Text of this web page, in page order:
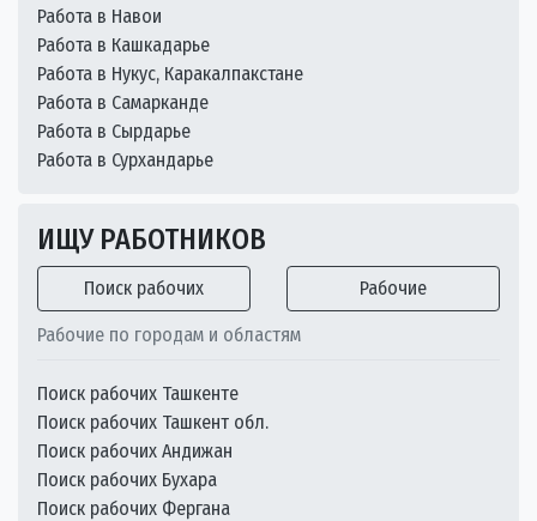
Работа в Навои
Работа в Кашкадарье
Работа в Нукус, Каракалпакстане
Работа в Самарканде
Работа в Сырдарье
Работа в Сурхандарье
ИЩУ РАБОТНИКОВ
Поиск рабочих Рабочие
Рабочие по городам и областям
Поиск рабочих Ташкенте
Поиск рабочих Ташкент обл.
Поиск рабочих Андижан
Поиск рабочих Бухара
Поиск рабочих Фергана